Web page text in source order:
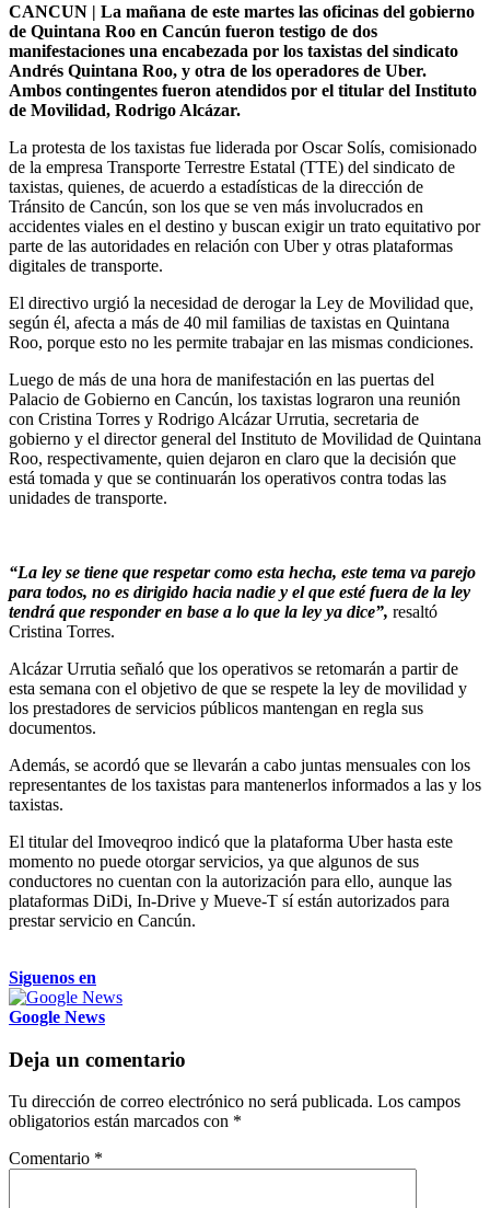
CANCUN | La mañana de este martes las oficinas del gobierno
de Quintana Roo en Cancún fueron testigo de dos
manifestaciones una encabezada por los taxistas del sindicato
Andrés Quintana Roo, y otra de los operadores de Uber.
Ambos contingentes fueron atendidos por el titular del Instituto
de Movilidad, Rodrigo Alcázar.
La protesta de los taxistas fue liderada por Oscar Solís, comisionado
de la empresa Transporte Terrestre Estatal (TTE) del sindicato de
taxistas, quienes, de acuerdo a estadísticas de la dirección de
Tránsito de Cancún, son los que se ven más involucrados en
accidentes viales en el destino y buscan exigir un trato equitativo por
parte de las autoridades en relación con Uber y otras plataformas
digitales de transporte.
El directivo urgió la necesidad de derogar la Ley de Movilidad que,
según él, afecta a más de 40 mil familias de taxistas en Quintana
Roo, porque esto no les permite trabajar en las mismas condiciones.
Luego de más de una hora de manifestación en las puertas del
Palacio de Gobierno en Cancún, los taxistas lograron una reunión
con Cristina Torres y Rodrigo Alcázar Urrutia, secretaria de
gobierno y el director general del Instituto de Movilidad de Quintana
Roo, respectivamente, quien dejaron en claro que la decisión que
está tomada y que se continuarán los operativos contra todas las
unidades de transporte.
“La ley se tiene que respetar como esta hecha, este tema va parejo
para todos, no es dirigido hacia nadie y el que esté fuera de la ley
tendrá que responder en base a lo que la ley ya dice”, resaltó
Cristina Torres.
Alcázar Urrutia señaló que los operativos se retomarán a partir de
esta semana con el objetivo de que se respete la ley de movilidad y
los prestadores de servicios públicos mantengan en regla sus
documentos.
Además, se acordó que se llevarán a cabo juntas mensuales con los
representantes de los taxistas para mantenerlos informados a las y los
taxistas.
El titular del Imoveqroo indicó que la plataforma Uber hasta este
momento no puede otorgar servicios, ya que algunos de sus
conductores no cuentan con la autorización para ello, aunque las
plataformas DiDi, In-Drive y Mueve-T sí están autorizados para
prestar servicio en Cancún.
Siguenos en
Google News
Deja un comentario
Tu dirección de correo electrónico no será publicada. Los campos
obligatorios están marcados con *
Comentario *